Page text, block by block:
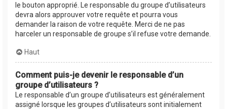
le bouton approprié. Le responsable du groupe d’utilisateurs
devra alors approuver votre requête et pourra vous
demander la raison de votre requête. Merci de ne pas
harceler un responsable de groupe s’il refuse votre demande.
Haut
Comment puis-je devenir le responsable d’un
groupe d’utilisateurs ?
Le responsable d’un groupe d’utilisateurs est généralement
assigné lorsque les groupes d’utilisateurs sont initialement